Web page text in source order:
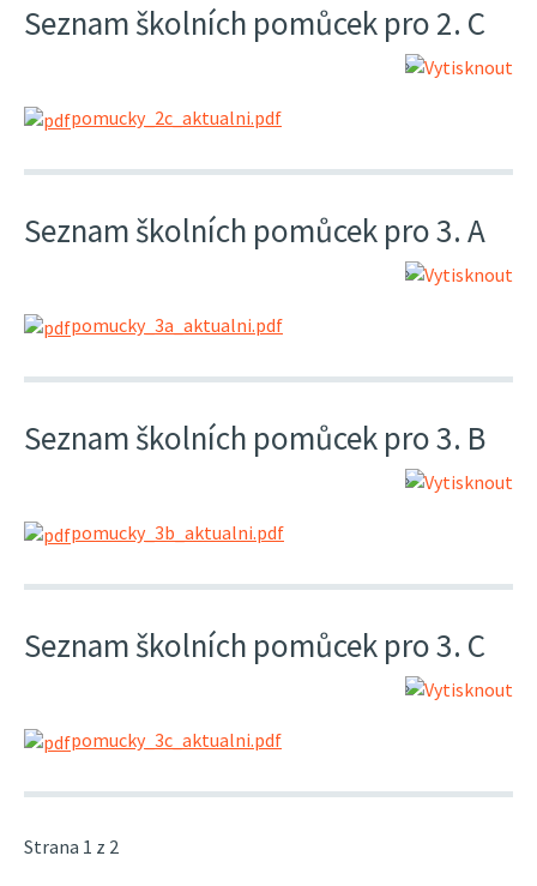
Seznam školních pomůcek pro 2. C
pomucky_2c_aktualni.pdf
Seznam školních pomůcek pro 3. A
pomucky_3a_aktualni.pdf
Seznam školních pomůcek pro 3. B
pomucky_3b_aktualni.pdf
Seznam školních pomůcek pro 3. C
pomucky_3c_aktualni.pdf
Strana 1 z 2